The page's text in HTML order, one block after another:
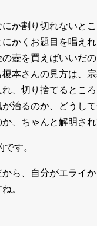
か割り切れないと
にかくお題目を唱え
壺を買えばいいだ
榎本さんの見方は、
れ、切り捨てるとこ
が治るのか、どうし
、ちゃんと解明さ
す。
から、自分がエライ
。